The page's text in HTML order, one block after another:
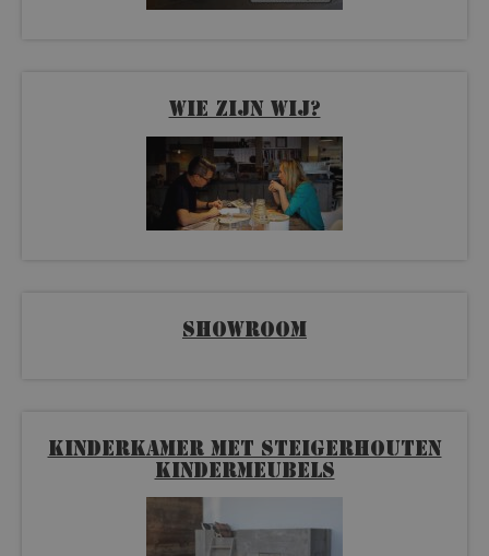
Wie zijn wij?
Showroom
Kinderkamer met steigerhouten
kindermeubels